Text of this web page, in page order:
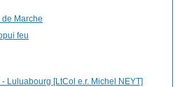
Marche
feu
Luluabourg [LtCol e.r. Michel NEYT]